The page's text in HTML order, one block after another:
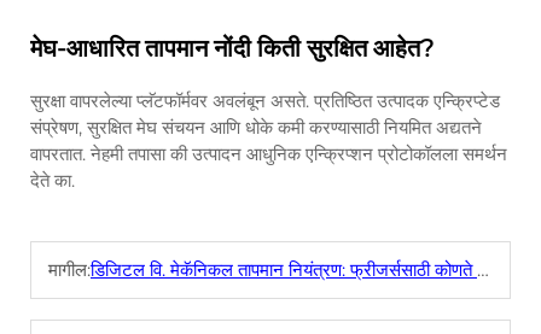
मेघ-आधारित तापमान नोंदी किती सुरक्षित आहेत?
सुरक्षा वापरलेल्या प्लॅटफॉर्मवर अवलंबून असते. प्रतिष्ठित उत्पादक एन्क्रिप्टेड
संप्रेषण, सुरक्षित मेघ संचयन आणि धोके कमी करण्यासाठी नियमित अद्यतने
वापरतात. नेहमी तपासा की उत्पादन आधुनिक एन्क्रिप्शन प्रोटोकॉलला समर्थन
देते का.
मागील:डिजिटल वि. मेकॅनिकल तापमान नियंत्रण: फ्रीजर्ससाठी कोणते चांगले?